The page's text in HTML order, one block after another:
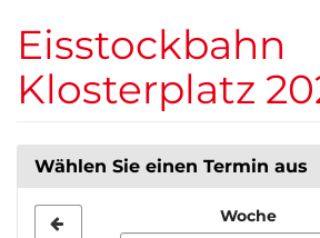
Haupt-
Inhalt
springen
Eisstockbahn
Klosterplatz
Wählen Sie einen Termin aus
Woche